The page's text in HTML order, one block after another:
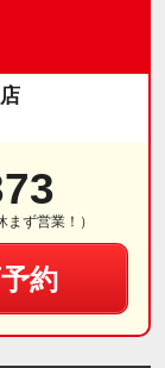
ず営業！）
約